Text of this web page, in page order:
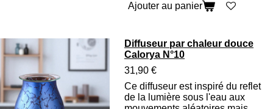
Ajouter au panier
Diffuseur par chaleur douce
Calorya N°10
31,90 €
Ce diffuseur est inspiré du reflet
de la lumière sous l'eau aux